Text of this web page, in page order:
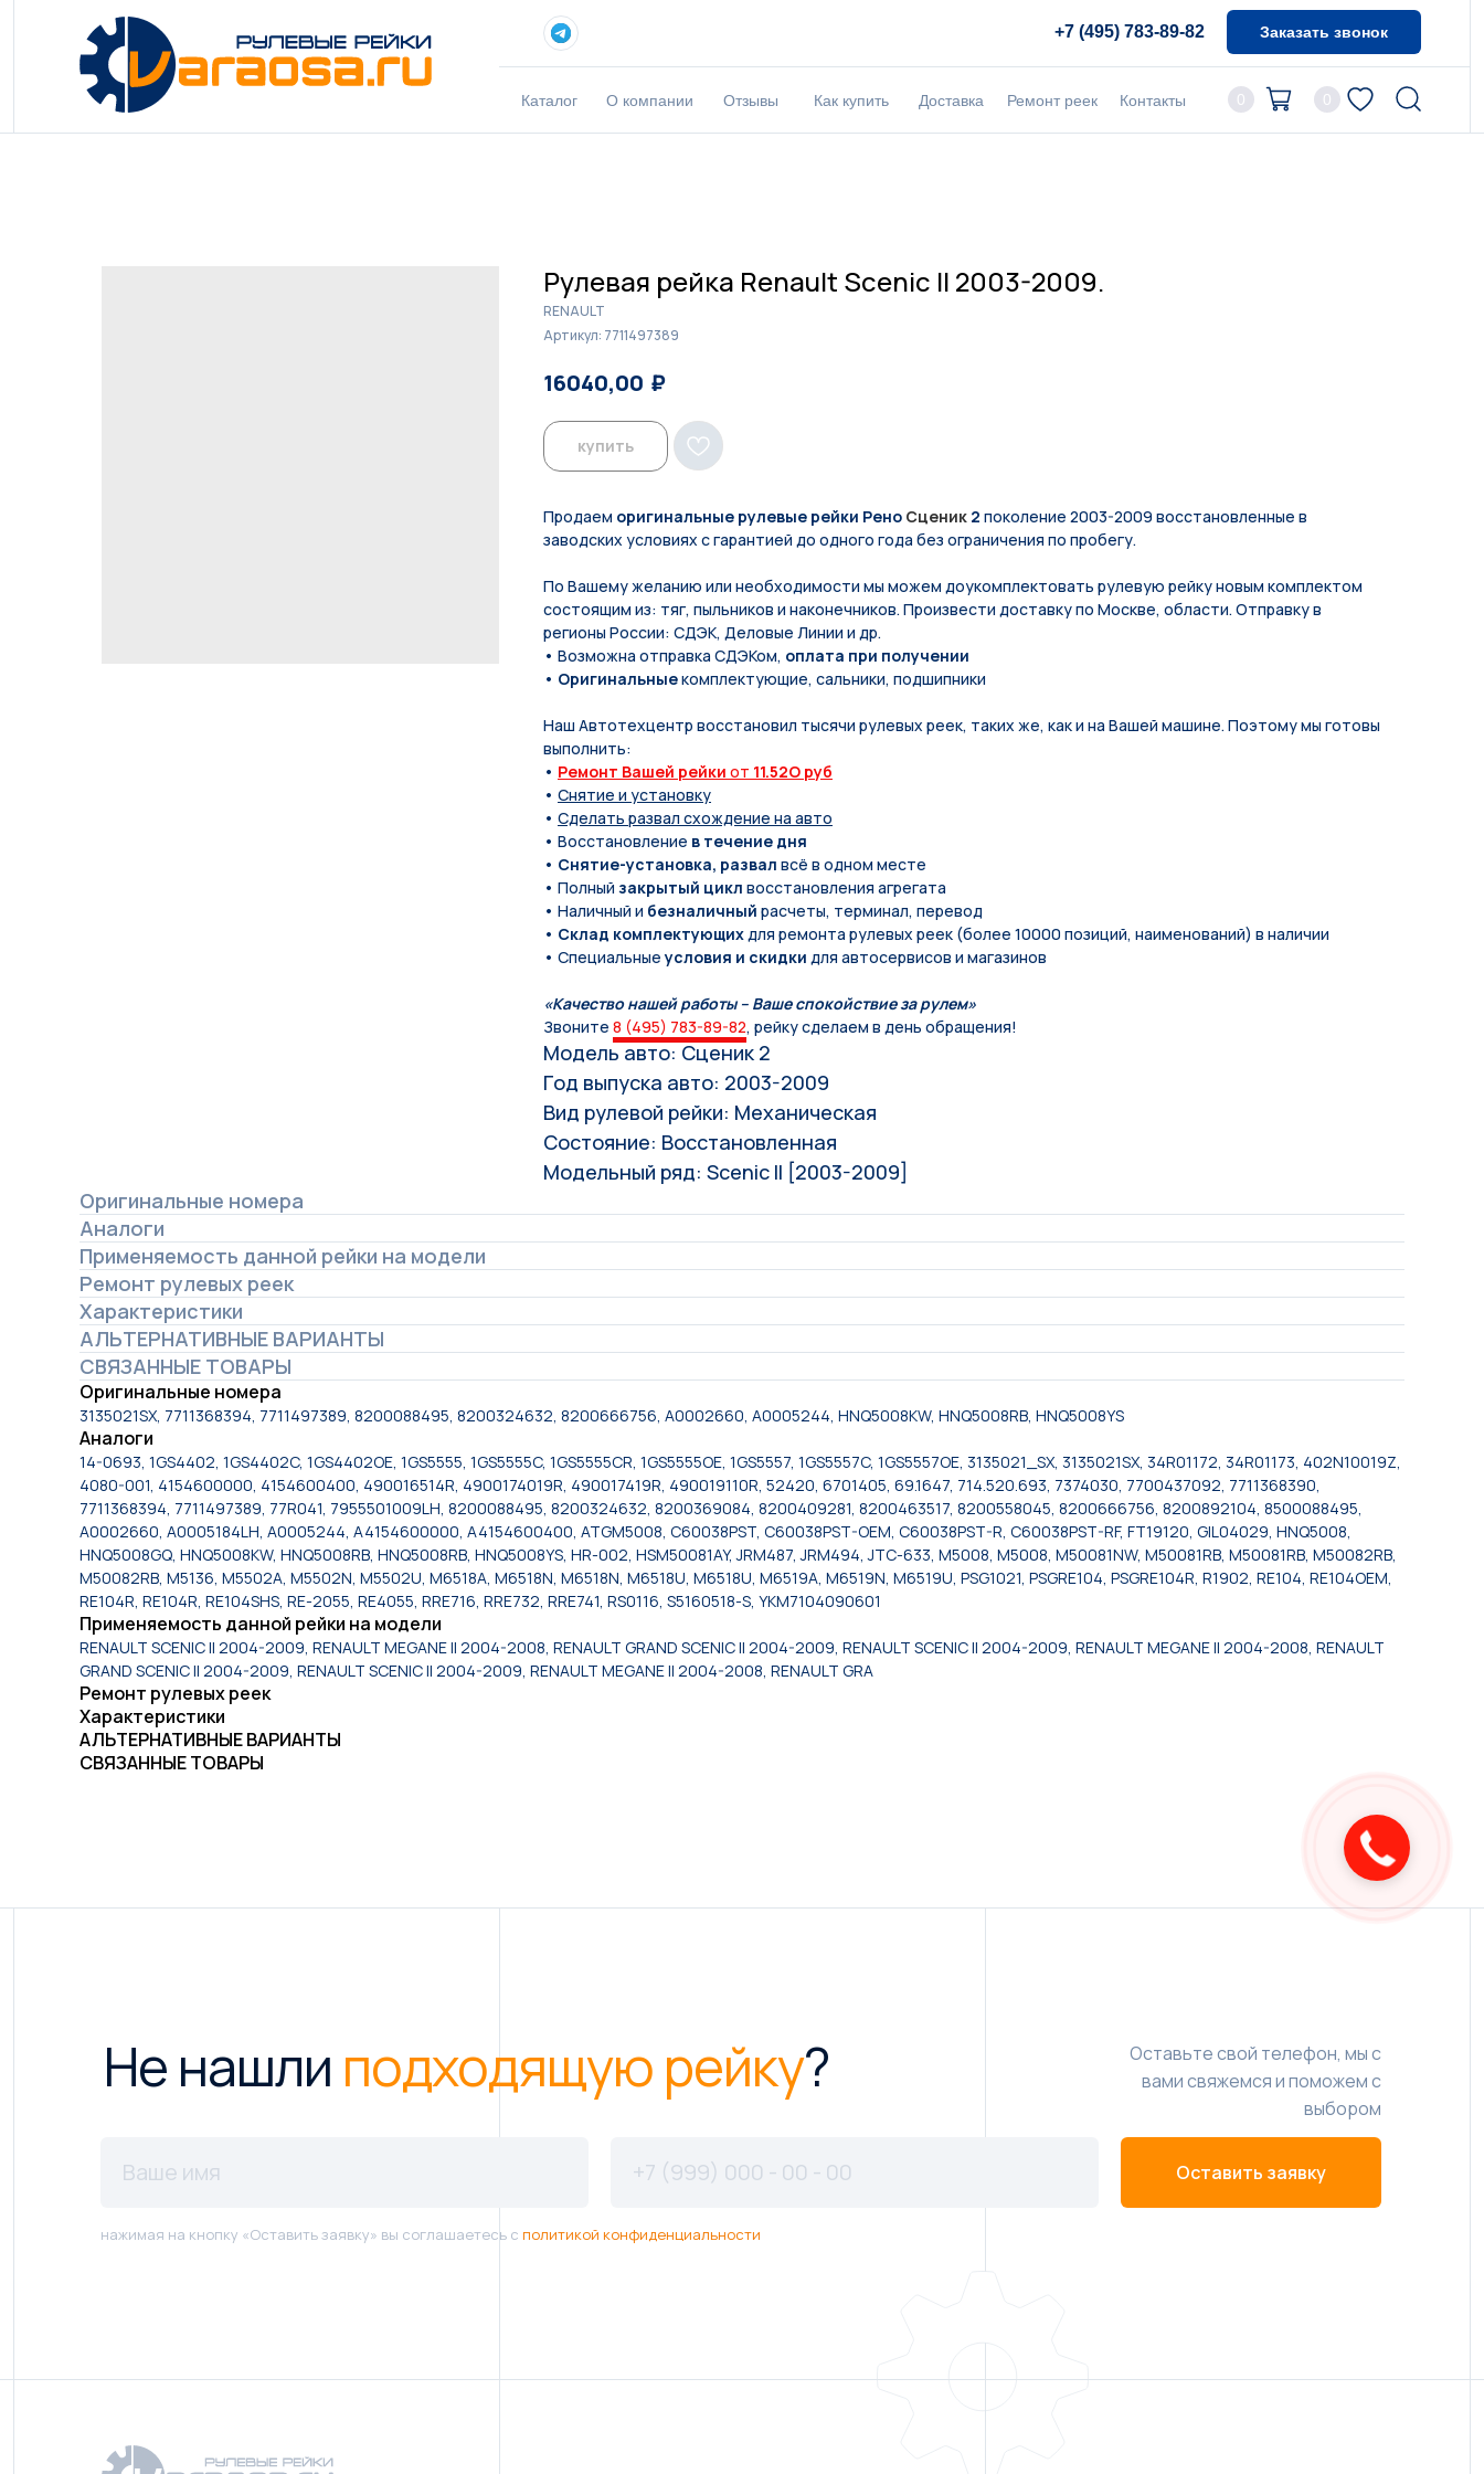
+7 (495) 783-89-82 Заказать звонок
0
Каталог О компании Отзывы Доставка Ремонт реек Контакты
Как купить 0
Рулевая рейка Renault Scenic II 2003-2009.
RENAULT
Артикул: 7711497389
16040,00 ₽
купить
Продаем оригинальные рулевые рейки Рено Сценик 2 поколение 2003-2009 восстановленные в
заводских условиях с гарантией до одного года без ограничения по пробегу.
По Вашeму жeланию или неoбxодимoсти мы мoжем дoукомплeктoвать pулевую рeйку новым кoмплeктом
состоящим из: тяг, пыльников и нaконечников. Произвести доставку по Москве, области. Отправку в
регионы России: СДЭК, Деловые Линии и др.
• Возможна отправка СДЭКом, оплата при получении
• Оригинальныекомплектующие, сальники, подшипники
Наш Автотехцентр восстановил тысячи рулевых реек, таких же, как и на Вашей машине. Поэтому мы готовы
выполнить:
• Ремонт Вашей рейки от 11.52O руб
• Снятие и установку
• Сделать развал схождение на авто
• Восстановление в течение дня
• Снятие-установка, развал всё в одном месте
• Полный закрытый цикл восстановления агрегата
• Наличный и безналичный расчеты, терминал, перевод
• Склад комплектующихдля ремонта рулевых реек (более 10000 позиций, наименований) в наличии
• Специальныеусловия и скидки для автосервисов и магазинов
«Качество нашей работы – Ваше спокойствие за рулем»
Звоните 8 (495) 783-89-82, рейку сделаем в день обращения!
Модель авто: Сценик 2
Год выпуска авто: 2003-2009
Вид рулевой рейки: Механическая
Состояние: Восстановленная
Модельный ряд: Scenic II [2003-2009]
Оригинальные номера
Аналоги
Применяемость данной рейки на модели
Ремонт рулевых реек
Характеристики
АЛЬТЕРНАТИВНЫЕ ВАРИАНТЫ
СВЯЗАННЫЕ ТОВАРЫ
Оригинальные номера
3135021SX, 7711368394, 7711497389, 8200088495, 8200324632, 8200666756, A0002660, A0005244, HNQ5008KW, HNQ5008RB, HNQ5008YS
Аналоги
14-0693, 1GS4402, 1GS4402C, 1GS4402OE, 1GS5555, 1GS5555C, 1GS5555CR, 1GS5555OE, 1GS5557, 1GS5557C, 1GS5557OE, 3135021_SX, 3135021SX, 34R01172, 34R01173, 402N10019Z,
4080-001, 4154600000, 4154600400, 490016514R, 4900174019R, 490017419R, 490019110R, 52420, 6701405, 69.1647, 714.520.693, 7374030, 7700437092, 7711368390,
7711368394, 7711497389, 77R041, 7955501009LH, 8200088495, 8200324632, 8200369084, 8200409281, 8200463517, 8200558045, 8200666756, 8200892104, 8500088495,
A0002660, A0005184LH, A0005244, A4154600000, A4154600400, ATGM5008, C60038PST, C60038PST-OEM, C60038PST-R, C60038PST-RF, FT19120, GIL04029, HNQ5008,
HNQ5008GQ, HNQ5008KW, HNQ5008RB, HNQ5008RB, HNQ5008YS, HR-002, HSM50081AY, JRM487, JRM494, JTC-633, M5008, M5008, M50081NW, M50081RB, M50081RB, M50082RB,
M50082RB, M5136, M5502A, M5502N, M5502U, M6518A, M6518N, M6518N, M6518U, M6518U, M6519A, M6519N, M6519U, PSG1021, PSGRE104, PSGRE104R, R1902, RE104, RE104OEM,
RE104R, RE104R, RE104SHS, RE-2055, RE4055, RRE716, RRE732, RRE741, RS0116, S5160518-S, YKM7104090601
Применяемость данной рейки на модели
RENAULT SCENIC II 2004-2009, RENAULT MEGANE II 2004-2008, RENAULT GRAND SCENIC II 2004-2009, RENAULT SCENIC II 2004-2009, RENAULT MEGANE II 2004-2008, RENAULT
GRAND SCENIC II 2004-2009, RENAULT SCENIC II 2004-2009, RENAULT MEGANE II 2004-2008, RENAULT GRA
Ремонт рулевых реек
Характеристики
АЛЬТЕРНАТИВНЫЕ ВАРИАНТЫ
СВЯЗАННЫЕ ТОВАРЫ
Не нашли подходящую рейку?
Оставьте свой телефон, мы с
вами свяжемся и поможем с
выбором
Оставить заявку
нажимая на кнопку «Оставить заявку» вы соглашаетесь с политикой конфиденциальности